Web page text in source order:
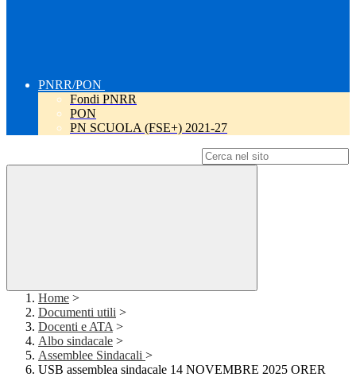
PNRR/PON
Fondi PNRR
PON
PN SCUOLA (FSE+) 2021-27
Home >
Documenti utili >
Docenti e ATA >
Albo sindacale >
Assemblee Sindacali >
USB assemblea sindacale 14 NOVEMBRE 2025 ORER